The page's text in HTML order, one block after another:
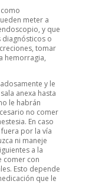
meter a
y que
o
tomar
hemorragia,
y le
anexa hasta
le habrán
no comer
En caso
por la vía
ni maneje
a la
comer con
Esto depende
que le